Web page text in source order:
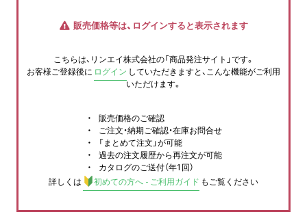
販売価格等は、ログインすると表示されます
こちらは、リンエイ株式会社の「商品発注サイト」です。
お客様ご登録後に ログイン していただきますと、こんな機能がご利用
いただけます。
販売価格のご確認
ご注文・納期ご確認・在庫お問合せ
「まとめて注文」が可能
過去の注文履歴から再注文が可能
カタログのご送付（年1回）
詳しくは
初めての方へ - ご利用ガイド もご覧ください